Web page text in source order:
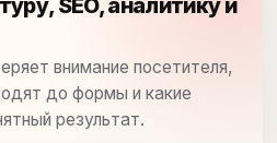
внимание посетителя,
до формы и какие
результат.